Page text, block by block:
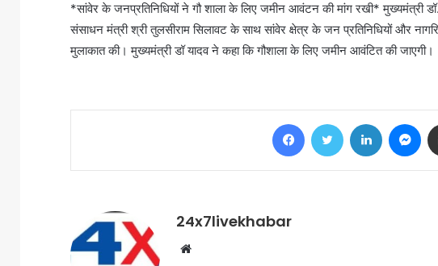
*सांवेर के जनप्रतिनिधियों ने गौ शाला के लिए जमीन आवंटन की मांग रखी* मुख्यमंत्री
संसाधन मंत्री श्री तुलसीराम सिलावट के साथ सांवेर क्षेत्र के जन प्रतिनिधियों और
मुलाकात की। मुख्यमंत्री डॉ यादव ने कहा कि गौशाला के लिए जमीन आवंटित की जाएगी।
FacebookTwitter LinkedIn
24x7livekhabar
Website